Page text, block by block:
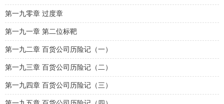
第一九零章 过度章
第一九一章 第二位标靶
第一九二章 百货公司历险记（一）
第一九三章 百货公司历险记（二）
第一九四章 百货公司历险记（三）